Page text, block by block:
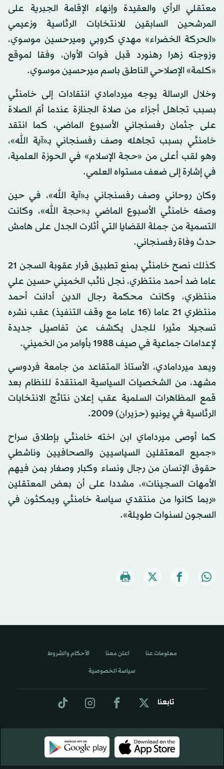
معتقلي الرأي والعقيدة وإنهاء الإقامة الجبرية على
المرشحين السابقين للانتخابات الرئاسية وزعيمي
«الحركة الخضراء» مهدي كروبي وميرحسين موسوي،
وزوجته زهرا رهنورد قبل فوات الأوان، وفقا لموقع
«كلمة» الإصلاحي الناطق باسم ميرحسين موسوي.
وخلال الرسالة يوجه ميردامادي انتقادات إلى خامنئي
بسبب تجاهل أجزاء من صلاة الجنازة عندما أمّ الصلاة
على جثمان رفسنجاني الأسبوع الماضي، كما انتقد
خامنئي بسبب تجاهله وصف رفسنجاني بـ«آية الله»،
وهو لقب أعلى من «حجة الإسلام» في الحوزة العلمية،
في إشارة إلى ضعف مستواه العلمي.
وكان روحاني وصف رفسنجاني بـ«آية الله»، في حين
وصفه خامنئي الأسبوع الماضي بـ«حجة الله»، وكانت
التسمية من جملة القضايا التي أثارت الجدل على هامش
حدث وفاة رفسنجاني.
كذلك نصح خامنئي بمنع تطبيق قرار عقوبة السجن 21
عاما ضد أحمد منتظري، نجل نائب الخميني حسين علي
منتظري، وكانت محكمة رجال الدين أدانت أحمد
منتظري 21 عاما (16 عاما مع وقف التنفيذ) عقب نشره
تسجيلا مثيرا للجدل يكشف عن تفاصيل جديدة
لإعدامات جماعية في صيف 1988 بأوامر من الخميني.
ويعد ميردامادي، الأستاذ المتقاعد من جامعة فردوسي
مشهد، من الشخصيات السياسية المنتقدة للنظام بعد
قمع المظاهرات السلمية عقب إعلان نتائج الانتخابات
الرئاسية في يونيو (حزيران) 2009.
كما أوصى ميرداماي ابن اخته خامنئي بإطلاق سراح
«جميع المعتقلين السياسيين والصحافيين وناشطي
حقوق الإنسان من رجال ونساء وكبار وصغار بمن فيهم
الأمهات السجينات»، مشددا على أن بعض المعتقلين
«ربما كانوا من منتقدي سياسة خامنئي ويمكثون في
السجون لسنوات طويلة».
تابعنا
معلومات عنا اعلن معنا الأحكام والشروط
سياسة الخصوصية